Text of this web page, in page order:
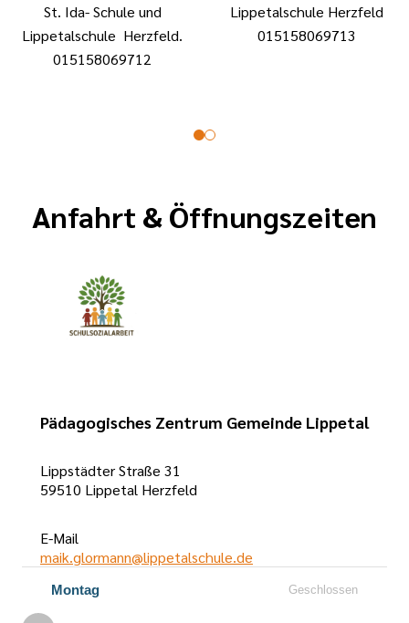
St. Ida- Schule und
Lippetalschule Herzfeld.
015158069712
Lippetalschule Herzfeld
015158069713
Anfahrt & Öffnungszeiten
Pädagogisches Zentrum Gemeinde Lippetal
Lippstädter Straße 31
59510 Lippetal Herzfeld
E-Mail
maik.glormann@lippetalschule.de
Montag Geschlossen